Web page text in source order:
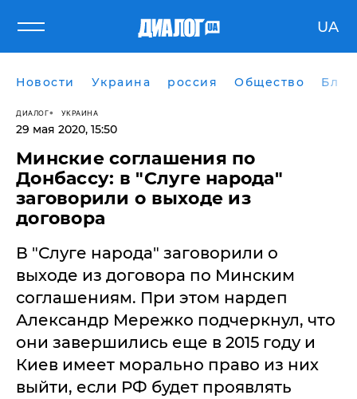
UA
Новости Украина россия Общество
ДИАЛОГ УКРАИНА
29 мая 2020, 15:50
Минские соглашения по
Донбассу: в "Слуге народа"
заговорили о выходе из
договора
В "Слуге народа" заговорили о
выходе из договора по Минским
соглашениям. При этом нардеп
Александр Мережко подчеркнул, что
они завершились еще в 2015 году и
Киев имеет морально право из них
выйти, если РФ будет проявлять